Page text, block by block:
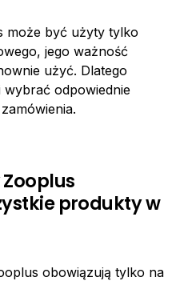
może być użyty tylko
jego ważność
użyć. Dlatego
odpowiednie
produkty w
obowiązują tylko na